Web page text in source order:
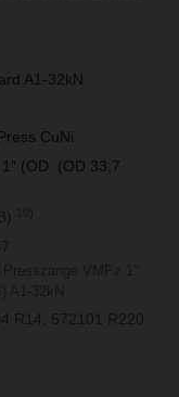
A1-32kN
CuNi
(OD: (OD 33,7
10)
R14
572101 R220